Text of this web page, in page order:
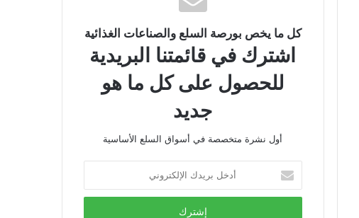
كل ما يخص بورصة السلع والصناعات الغذائية
اشترك في قائمتنا البريدية
للحصول على كل ما هو
جديد
أول نشرة متخصصة في أسواق السلع الأساسية
بريدك
الإلكتروني